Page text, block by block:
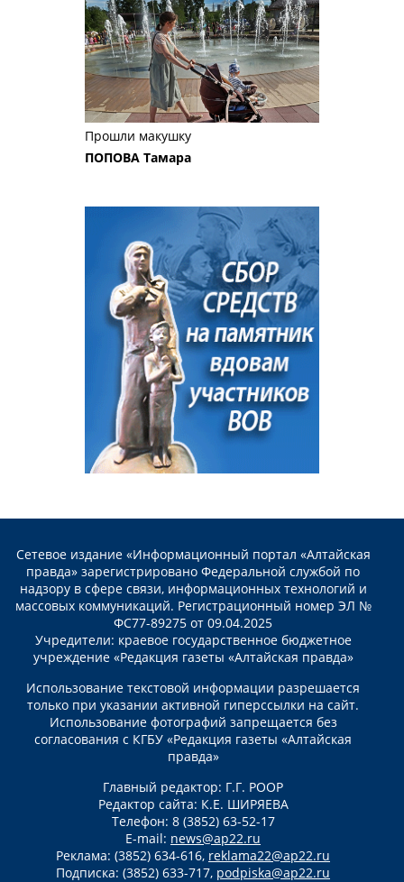
Прошли макушку
ПОПОВА Тамара
Сетевое издание «Информационный портал «Алтайская
правда» зарегистрировано Федеральной службой по
надзору в сфере связи, информационных технологий и
массовых коммуникаций. Регистрационный номер ЭЛ №
ФС77-89275 от 09.04.2025
Учредители: краевое государственное бюджетное
учреждение «Редакция газеты «Алтайская правда»
Использование текстовой информации разрешается
только при указании активной гиперссылки на сайт.
Использование фотографий запрещается без
согласования с КГБУ «Редакция газеты «Алтайская
правда»
Главный редактор: Г.Г. РООР
Редактор сайта: К.Е. ШИРЯЕВА
Телефон: 8 (3852) 63-52-17
E-mail: news@ap22.ru
Реклама: (3852) 634-616, reklama22@ap22.ru
Подписка: (3852) 633-717, podpiska@ap22.ru